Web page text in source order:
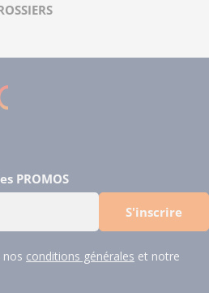
PROMOS
S'inscrire
nos conditions générales et notre